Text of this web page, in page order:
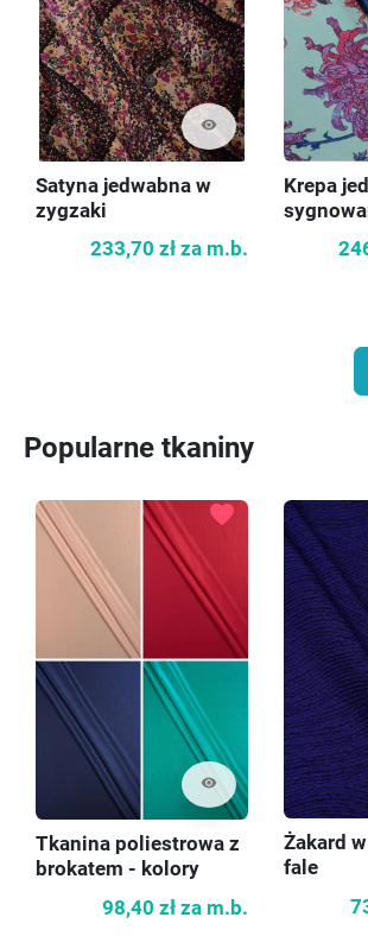
visibility
Satyna jedwabna w
zygzaki
233,70 zł za m.b.
Krepa
Popularne tkaniny
visibility
favorite
Tkanina poliestrowa z
brokatem - kolory
98,40 zł za m.b.
Żakard
fale